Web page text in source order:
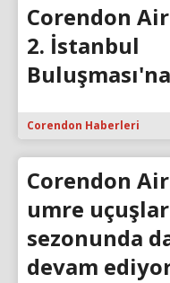
Corendon
2. İstanbul
Corendon Haberleri
Corendon
umre
sezonunda
devam